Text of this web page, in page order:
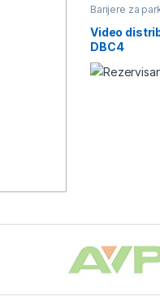
Barijere za
Video
DBC4